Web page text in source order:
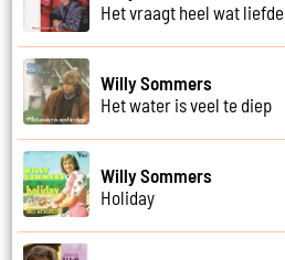
Het vraagt heel wat liefde
Willy Sommers
Het water is veel te diep
Willy Sommers
Holiday